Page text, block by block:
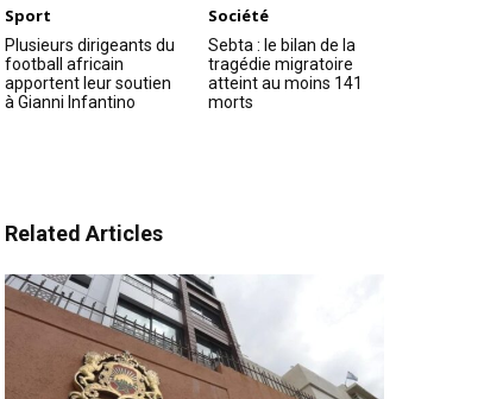
Sport
Plusieurs dirigeants du
football africain
apportent leur soutien
à Gianni Infantino
Société
Sebta : le bilan de la
tragédie migratoire
atteint au moins 141
morts
Related Articles